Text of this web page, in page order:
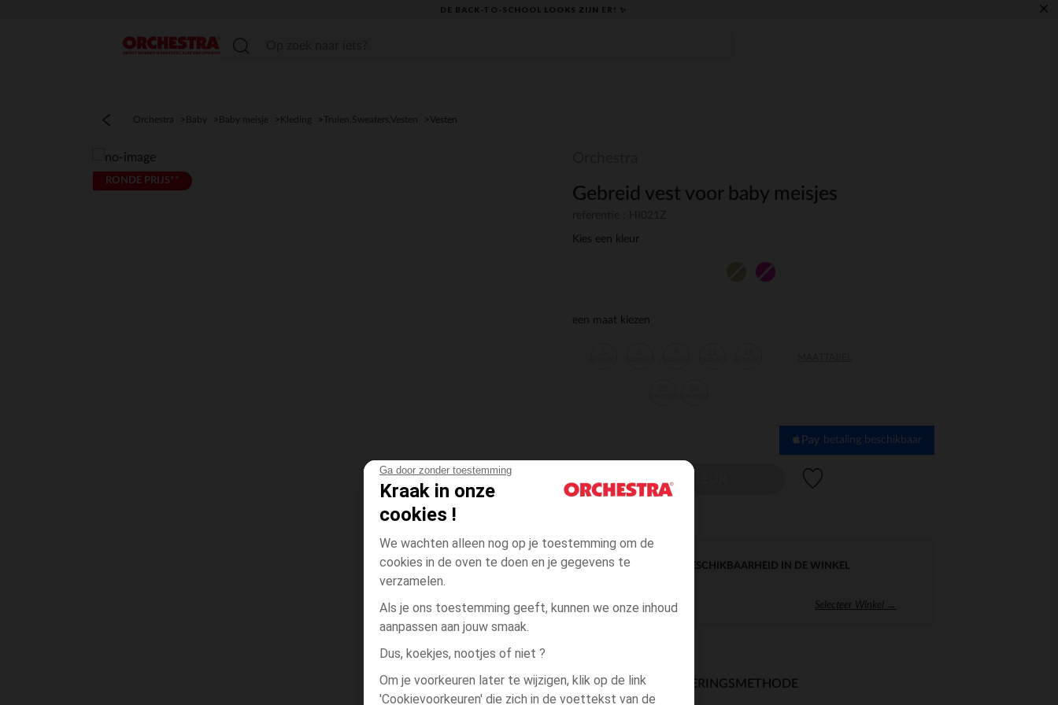
Ga door zonder toestemming
Kraak in onze
cookies !
We wachten alleen nog op je toestemming om de
cookies in de oven te doen en je gegevens te
verzamelen.
Als je ons toestemming geeft, kunnen we onze inhoud
aanpassen aan jouw smaak.
Dus, koekjes, nootjes of niet ?
Om je voorkeuren later te wijzigen, klik op de link
'Cookievoorkeuren' die zich in de voettekst van de
DE BACK-TO-SCHOOL LOOKS ZIJN ER! ✨ ×
menu
Orchestra Baby Baby meisje Kleding Truien,Sweaters,Vesten Vesten
RONDE PRIJS**
Gebreid vest voor baby meisjes
Kies een kleur
een maat kiezen
betaling beschikbaar
KIES EEN KLEUR
DIRECTE BESCHIKBAARHEID IN DE WINKEL
Selecteer Winkel →
BESCHIKBAARE LEVERINGSMETHODE